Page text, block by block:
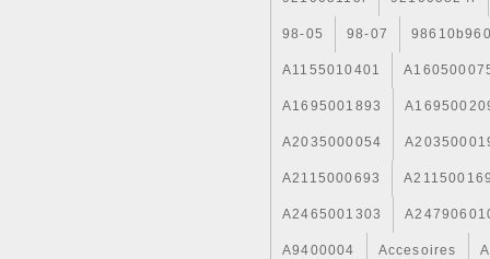
98-05 98-07
A1155010401
A1695001893
A2035000054
A2115000693
A2465001303
A9400004 Accesoires
« Véhicules\ pièces,
vendeur est « decl_concept
Europe.